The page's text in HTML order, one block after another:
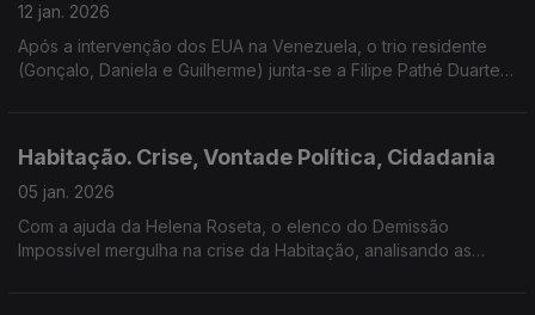
12 jan. 2026
Após a intervenção dos EUA na Venezuela, o trio residente
(Gonçalo, Daniela e Guilherme) junta-se a Filipe Pathé Duarte
Habitação. Crise, Vontade Política, Cidadania
05 jan. 2026
Com a ajuda da Helena Roseta, o elenco do Demissão
Impossível mergulha na crise da Habitação, analisando as